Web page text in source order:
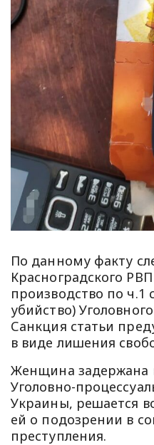
По данному факту
Красноградского
производство по ч.1
убийство)
Санкция статьи
в виде лишения
Женщина задержана
Уголовно-
Украины, решается
ей о подозрении в
преступления.